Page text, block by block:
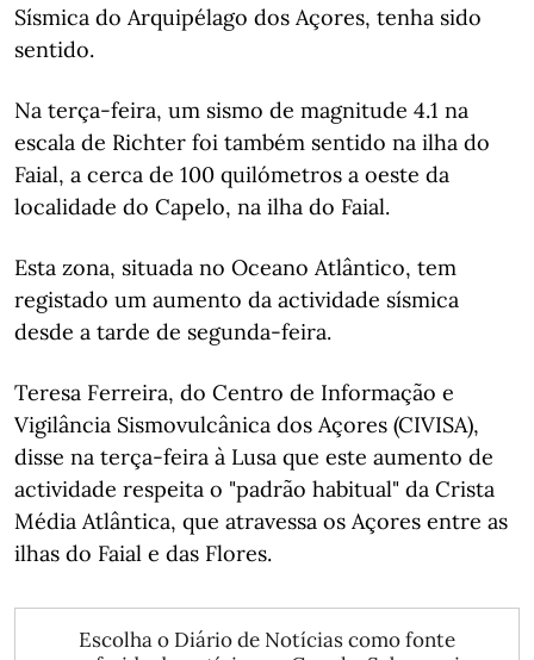
Sísmica do Arquipélago dos Açores, tenha sido
sentido.
Na terça-feira, um sismo de magnitude 4.1 na
escala de Richter foi também sentido na ilha do
Faial, a cerca de 100 quilómetros a oeste da
localidade do Capelo, na ilha do Faial.
Esta zona, situada no Oceano Atlântico, tem
registado um aumento da actividade sísmica
desde a tarde de segunda-feira.
Teresa Ferreira, do Centro de Informação e
Vigilância Sismovulcânica dos Açores (CIVISA),
disse na terça-feira à Lusa que este aumento de
actividade respeita o "padrão habitual" da Crista
Média Atlântica, que atravessa os Açores entre as
ilhas do Faial e das Flores.
Escolha o Diário de Notícias como fonte